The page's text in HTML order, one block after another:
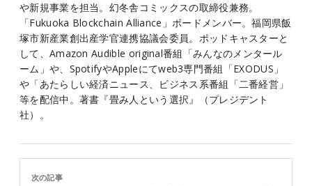
や新規事業を担当。幻冬舎コミックスの取締役兼務。
「Fukuoka Blockchain Alliance」ボードメンバー。福岡県飯
塚市新産業創出産学官連携協議会委員。ポッドキャスターと
して、Amazon Audible original番組「みんなのメンタール
ーム」や、SpotifyやAppleにてweb3専門番組「EXODUS」
や「あたらしい経済ニュース、ビジネス系番組「二番経営」
等を配信中。著書『畳み人という選択』（プレジデント
社）。
次の記事